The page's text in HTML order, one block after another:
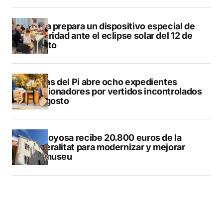
Xàbia prepara un dispositivo especial de
seguridad ante el eclipse solar del 12 de
agosto
L’Alfàs del Pi abre ocho expedientes
sancionadores por vertidos incontrolados
en agosto
Villajoyosa recibe 20.800 euros de la
Generalitat para modernizar y mejorar
Vilamuseu